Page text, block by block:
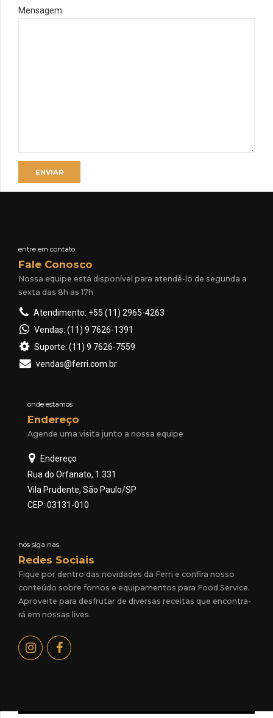
Mensagem
entre em contato
Fale Conosco
Nossa equipe está disponível para atendê-lo de segunda a
sexta das 8h as 17h
Atendimento: +55 (11) 2965-4263
Vendas: (11) 9 7626-1391
Suporte: (11) 9 7626-7559
vendas@ferri.com.br
onde estamos
Endereço
Agende uma visita junto a nossa equipe
Endereço
Rua do Orfanato, 1.331
Vila Prudente, São Paulo/SP
CEP: 03131-010
nos siga nas
Redes Sociais
Fique por dentro das novidades da Ferri e confira nosso
conteúdo sobre fornos e equipamentos para Food Service.
Aproveite para desfrutar de diversas receitas que encontra-
rá em nossas lives.